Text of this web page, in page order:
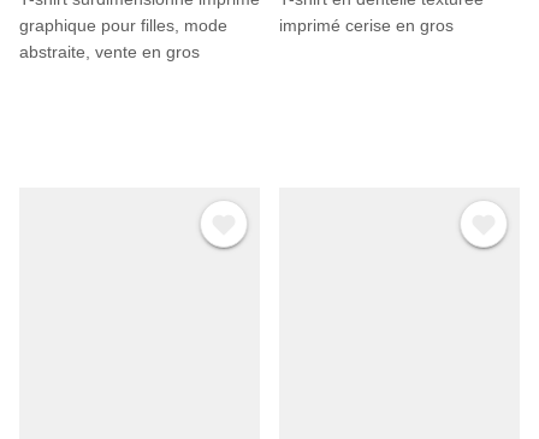
graphique pour filles, mode
abstraite, vente en gros
imprimé cerise en gros